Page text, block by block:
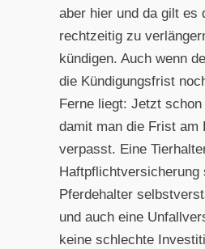
aber hier und da gilt es
rechtzeitig zu
kündigen. Auch wenn
die Kündigungsfrist
Ferne liegt: Jetzt
damit man die Frist am
verpasst. Eine
Haftpflichtversicherung
Pferdehalter
und auch eine
keine schlechte